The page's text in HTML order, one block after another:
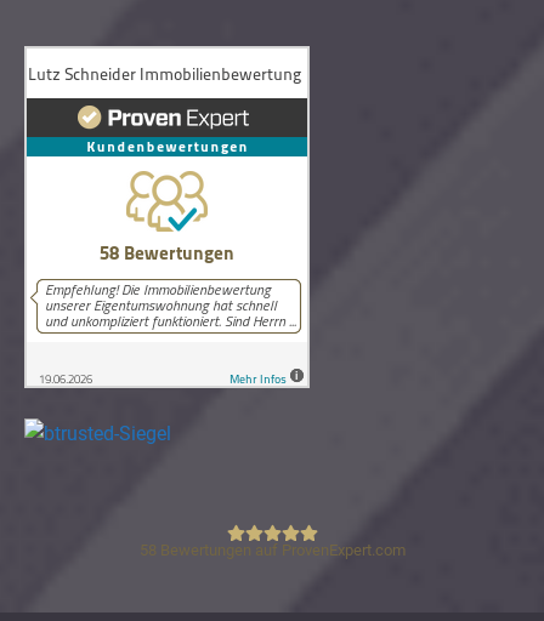
Lutz Schneider Immobilienbewertung
58 Bewertungen auf ProvenExpert.com